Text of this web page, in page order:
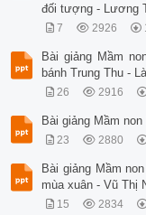
đối tượng - Lương
7 2926
Bài giảng Mầm
bánh Trung Thu -
26 2916
Bài giảng Mầm
23 2880
Bài giảng Mầm
mùa xuân - Vũ Thị
15 2834